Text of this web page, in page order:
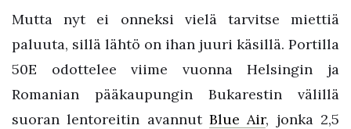
Mutta nyt ei onneksi vielä tarvitse miettiä
paluuta, sillä lähtö on ihan juuri käsillä. Portilla
50E odottelee viime vuonna Helsingin ja
Romanian pääkaupungin Bukarestin välillä
suoran lentoreitin avannut Blue Air, jonka 2,5